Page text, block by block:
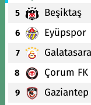
5 Beşiktaş
6 Eyüpspor
7
8 Çorum FK
9 Gaziantep